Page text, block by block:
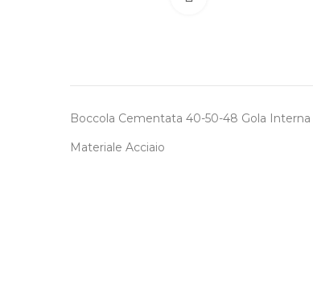
Boccola Cementata 40-50-48 Gola
Materiale Acciaio